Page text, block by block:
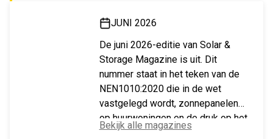
JUNI 2026
De juni 2026-editie van Solar &
Storage Magazine is uit. Dit
nummer staat in het teken van de
NEN1010:2020 die in de wet
vastgelegd wordt, zonnepanelen
op huurwoningen en de druk op het
Vlaamse stroomnet.
Bekijk alle magazines